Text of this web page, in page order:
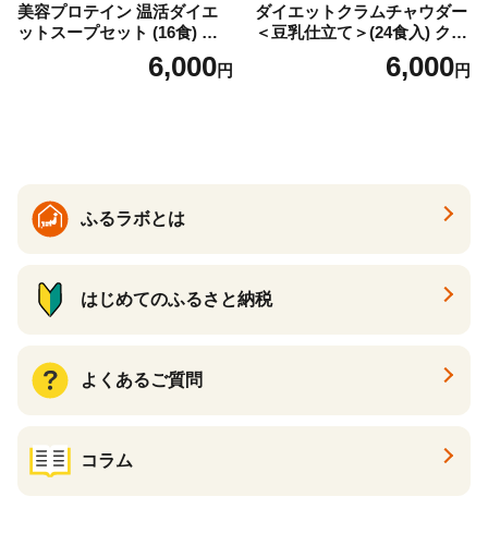
美容プロテイン 温活ダイエ
ットスープセット (16食) 小
分け スープ 食べ比べ セット
詰合せ クラムチャウダー チ
6,000円
ダイエットクラムチャウダー
＜豆乳仕立て＞(24食入) クラ
ムチャウダー 豆乳 ダイエッ
ト スープ プロテイン たんぱ
6,000円
ふるラボとは
はじめてのふるさと納税
よくあるご質問
コラム